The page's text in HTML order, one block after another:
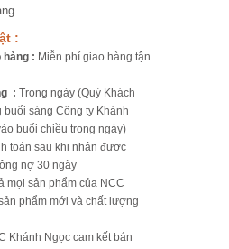
:
: Miễn phí giao hàng tận
: Trong ngày (Quý Khách
buổi sáng Công ty Khánh
buổi chiều trong ngày)
toán sau khi nhận được
nợ 30 ngày
mọi sản phẩm của NCC
phẩm mới và chất lượng
Khánh Ngọc cam kết bán